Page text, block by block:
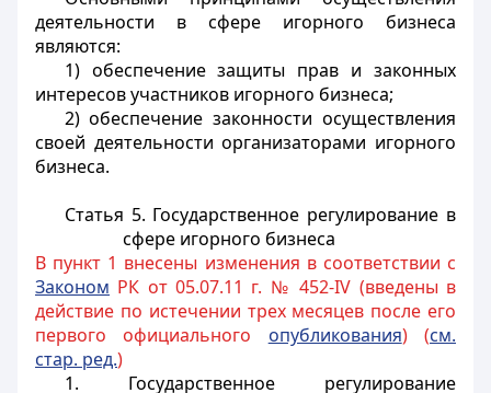
деятельности в сфере игорного бизнеса
являются:
1) обеспечение защиты прав и законных
интересов участников игорного бизнеса;
2) обеспечение законности осуществления
своей деятельности организаторами игорного
бизнеса.
Статья 5. Государственное регулирование в
сфере игорного бизнеса
В пункт 1 внесены изменения в соответствии с
Законом РК от 05.07.11 г. № 452-IV (введены в
действие по истечении трех месяцев после его
первого официального опубликования) (см.
стар. ред.)
1. Государственное регулирование